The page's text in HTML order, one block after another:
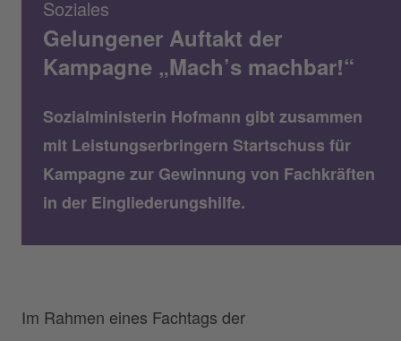
Soziales
Gelungener Auftakt der
Kampagne „Mach’s machbar!“
Sozialministerin Hofmann gibt zusammen
mit Leistungserbringern Startschuss für
Kampagne zur Gewinnung von Fachkräften
in der Eingliederungshilfe.
Im Rahmen eines Fachtags der